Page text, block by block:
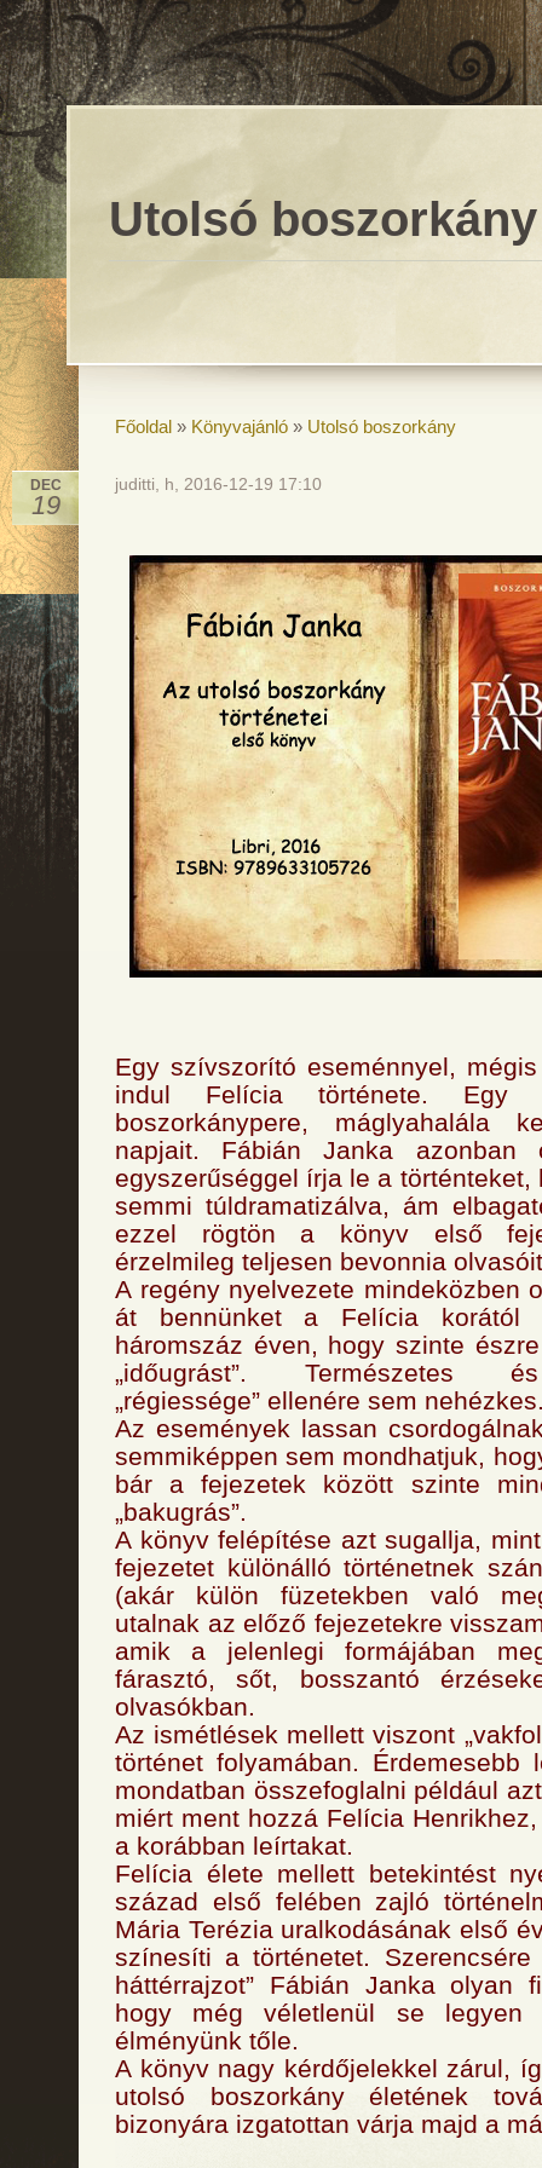
Utolsó boszorkány
Főoldal » Könyvajánló » Utolsó boszorkány
DEC
19
juditti, h, 2016-12-19 17:10
Egy szívszorító eseménnyel,
indul Felícia története. Egy
boszorkánypere, máglyahalála
napjait. Fábián Janka azonban
egyszerűséggel írja le a történteket,
semmi túldramatizálva, ám
ezzel rögtön a könyv első
érzelmileg teljesen bevonnia
A regény nyelvezete mindeközben
át bennünket a Felícia korától
háromszáz éven, hogy szinte
„időugrást”. Természetes
„régiessége” ellenére sem
Az események lassan
semmiképpen sem mondhatjuk,
bár a fejezetek között szinte
„bakugrás”.
A könyv felépítése azt sugallja,
fejezetet különálló történetnek
(akár külön füzetekben való
utalnak az előző fejezetekre
amik a jelenlegi formájában
fárasztó, sőt, bosszantó
olvasókban.
Az ismétlések mellett viszont
történet folyamában. Érdemesebb
mondatban összefoglalni például
miért ment hozzá Felícia
a korábban leírtakat.
Felícia élete mellett betekintést
század első felében zajló
Mária Terézia uralkodásának első
színesíti a történetet. Szerencsére
háttérrajzot” Fábián Janka olyan
hogy még véletlenül se legyen
élményünk tőle.
A könyv nagy kérdőjelekkel zárul,
utolsó boszorkány életének
bizonyára izgatottan várja majd a